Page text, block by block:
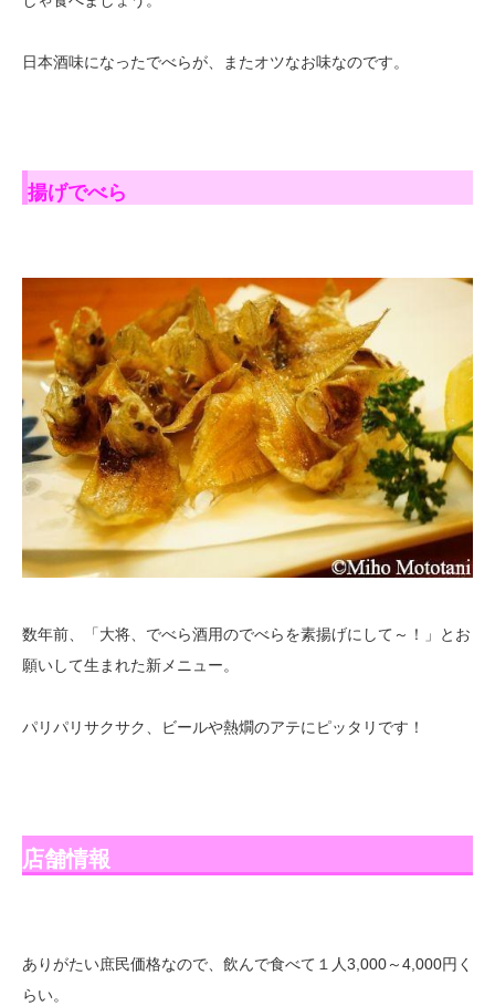
日本酒味になったでべらが、またオツなお味なのです。
揚げでべら
数年前、「大将、でべら酒用のでべらを素揚げにして～！」とお
願いして生まれた新メニュー。
パリパリサクサク、ビールや熱燗のアテにピッタリです！
店舗情報
ありがたい庶民価格なので、飲んで食べて１人3,000～4,000円く
らい。